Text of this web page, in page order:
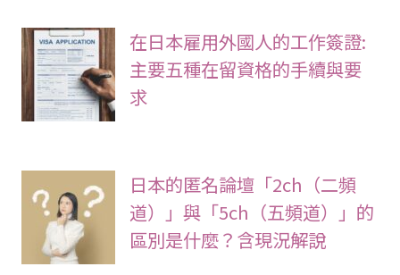
在日本雇用外國人的工作簽證:
主要五種在留資格的手續與要
求
日本的匿名論壇「2ch（二頻
道）」與「5ch（五頻道）」的
區別是什麼？含現況解說